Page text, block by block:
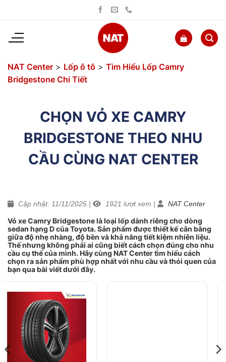
dung
NAT Center > Lốp ô tô > Tìm Hiểu Lốp Camry
Bridgestone Chi Tiết
CHỌN VỎ XE CAMRY
BRIDGESTONE THEO NHU
CẦU CÙNG NAT CENTER
Cập nhật: 11/11/2025 | 1921 lượt xem | NAT Center
Vỏ xe Camry Bridgestone là loại lốp dành riêng cho dòng
sedan hạng D của Toyota. Sản phẩm được thiết kế cân bằng
giữa độ nhẹ nhàng, độ bền và khả năng tiết kiệm nhiên liệu.
Thế nhưng không phải ai cũng biết cách chọn đúng cho nhu
cầu cụ thể của mình. Hãy cùng NAT Center tìm hiểu cách
chọn ra sản phẩm phù hợp nhất với nhu cầu và thói quen của
bạn qua bài viết dưới đây.